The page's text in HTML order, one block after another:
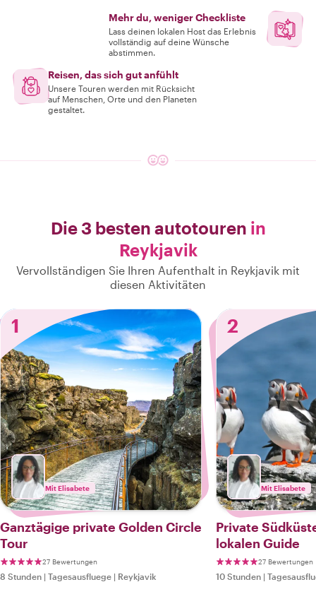
Mehr du, weniger Checkliste
Lass deinen lokalen Host das Erlebnis
vollständig auf deine Wünsche
abstimmen.
Reisen, das sich gut anfühlt
Unsere Touren werden mit Rücksicht
auf Menschen, Orte und den Planeten
gestaltet.
Die 3 besten autotouren in
Reykjavik
Vervollständigen Sie Ihren Aufenthalt in Reykjavik mit
diesen Aktivitäten
1
Mit Elisabete
Ganztägige private Golden Circle
Tour
27 Bewertungen
8 Stunden | Tagesausfluege | Reykjavik
2
Mit Elisabete
Private
lokalen Guide
27 Bewertungen
10 Stunden |